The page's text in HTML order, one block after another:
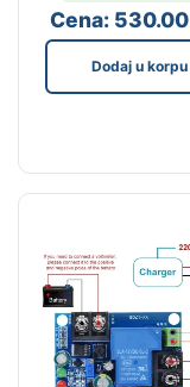
Cena: 530.00
Dodaj u korpu